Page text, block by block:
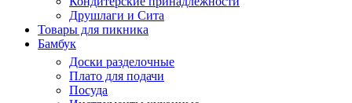
Друшлаги и Сита
Товары для пикника
Бамбук
Доски разделочные
Плато для подачи
Посуда